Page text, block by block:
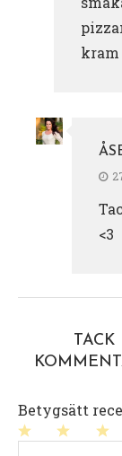
kram
<3
Betygsätt